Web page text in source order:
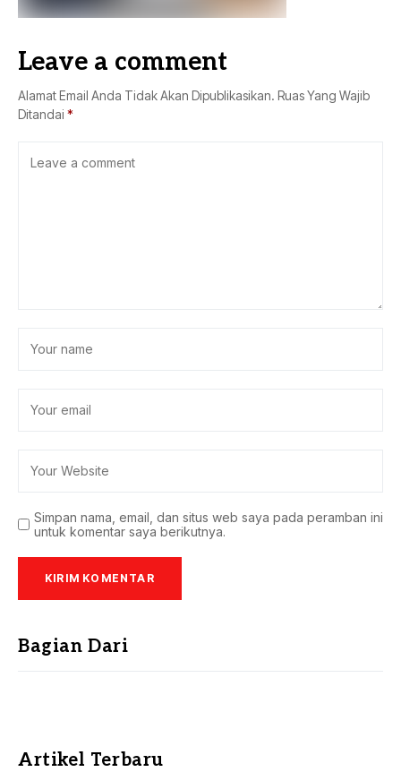
Leave a comment
Alamat Email Anda Tidak Akan Dipublikasikan. Ruas Yang Wajib
Ditandai *
Simpan nama, email, dan situs web saya pada peramban ini
untuk komentar saya berikutnya.
Bagian Dari
Artikel Terbaru